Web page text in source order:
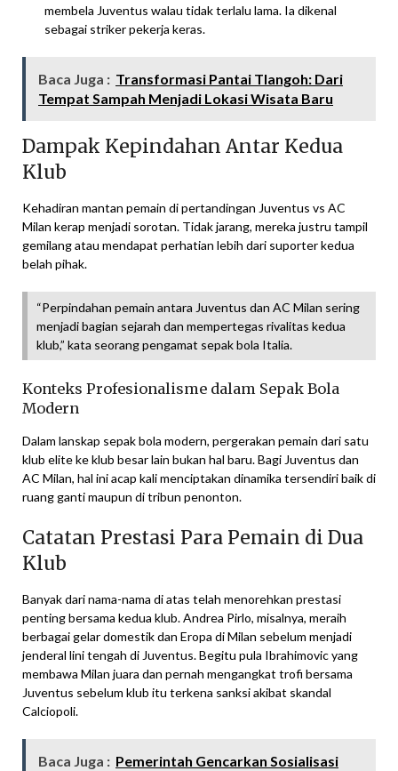
membela Juventus walau tidak terlalu lama. Ia dikenal
sebagai striker pekerja keras.
Baca Juga : Transformasi Pantai Tlangoh: Dari
Tempat Sampah Menjadi Lokasi Wisata Baru
Dampak Kepindahan Antar Kedua
Klub
Kehadiran mantan pemain di pertandingan Juventus vs AC
Milan kerap menjadi sorotan. Tidak jarang, mereka justru tampil
gemilang atau mendapat perhatian lebih dari suporter kedua
belah pihak.
“Perpindahan pemain antara Juventus dan AC Milan sering
menjadi bagian sejarah dan mempertegas rivalitas kedua
klub,” kata seorang pengamat sepak bola Italia.
Konteks Profesionalisme dalam Sepak Bola
Modern
Dalam lanskap sepak bola modern, pergerakan pemain dari satu
klub elite ke klub besar lain bukan hal baru. Bagi Juventus dan
AC Milan, hal ini acap kali menciptakan dinamika tersendiri baik di
ruang ganti maupun di tribun penonton.
Catatan Prestasi Para Pemain di Dua
Klub
Banyak dari nama-nama di atas telah menorehkan prestasi
penting bersama kedua klub. Andrea Pirlo, misalnya, meraih
berbagai gelar domestik dan Eropa di Milan sebelum menjadi
jenderal lini tengah di Juventus. Begitu pula Ibrahimovic yang
membawa Milan juara dan pernah mengangkat trofi bersama
Juventus sebelum klub itu terkena sanksi akibat skandal
Calciopoli.
Baca Juga : Pemerintah Gencarkan Sosialisasi